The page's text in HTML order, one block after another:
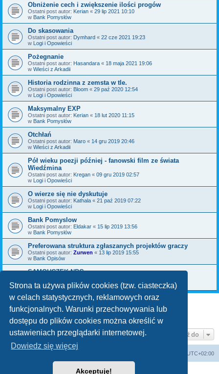
Strona ta używa plików cookies (tzw. ciasteczka)
w celach statystycznych, reklamowych oraz
funkcjonalnych. Warunki przechowywania lub
dostępu do plików cookies można określić w
ustawieniach przeglądarki internetowej.
Dowiedz się więcej
Akceptuję!
Obniżenie cech i zwiększenie ilości progów
Ostatni post autor: Kerian « 29 lip 2021 10:10
w Bank Pomysłów
Do skasowania
Ostatni post autor: Dymhard « 22 cze 2021 19:23
w Logi i Opowieści
Pożegnanie
Ostatni post autor: Hasandara « 18 maja 2021 19:06
w Wieści z Arkadii
Historia rodzinna z zemsta w tle.
Ostatni post autor: Bloom « 29 paź 2020 12:54
w Logi i Opowieści
Maksymalny EXP
Ostatni post autor: Kerian « 18 lut 2020 11:15
w Bank Pomysłów
Otchłań
Ostatni post autor: Maro « 14 gru 2019 20:46
w Wieści z Arkadii
Pół wieku poezji później - fanowski film ze świata
Wiedźmina
Ostatni post autor: Kregan « 09 gru 2019 02:57
w Logi i Opowieści
O wierze się nie dyskutuje
Ostatni post autor: Kathala « 21 paź 2019 07:22
w Logi i Opowieści
Bank Pomyslow
Ostatni post autor: Eldakar « 15 lip 2019 13:56
w Bank Pomysłów
Preferowana struktura zgłaszanych projektów graczy
Ostatni post autor: Zurwen « 13 lip 2019 15:55
w Bank Opisów
SAMOUCZEK NPC
w Bank Pomysłów
Znaleziono 70 wyników 2
Przejdź do
UTC+02:00
Technologię dostarczaphpBB® Forum Software © phpBB Limited